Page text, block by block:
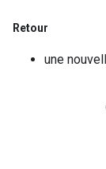
Retour
une